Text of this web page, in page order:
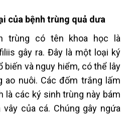
của bệnh trùng quả dưa
trùng có tên khoa học là
gây ra. Đây là một loại ký
biến và nguy hiểm, có thể lây
ao nuôi. Các đốm trắng lấm
là các ký sinh trùng này bám
của cá. Chúng gây ngứa